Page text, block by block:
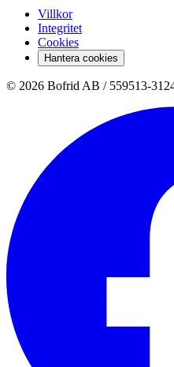
Villkor
Integritet
Cookies
Hantera cookies
© 2026 Bofrid AB / 559513-